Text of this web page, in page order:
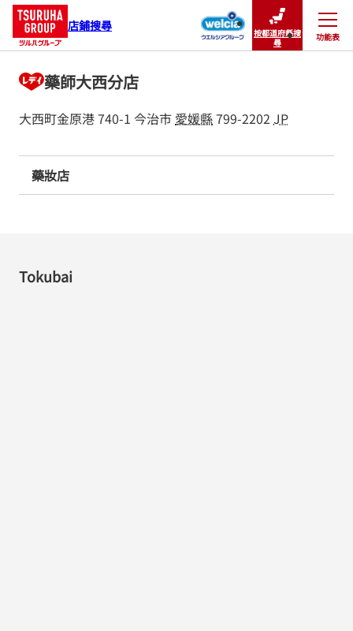
店鋪搜尋
按都道府縣搜
尋
功能表
關閉
藥師大西分店
大西町金原港 740-1 今治市 愛媛縣799-2202 JP
藥妝店
Tokubai